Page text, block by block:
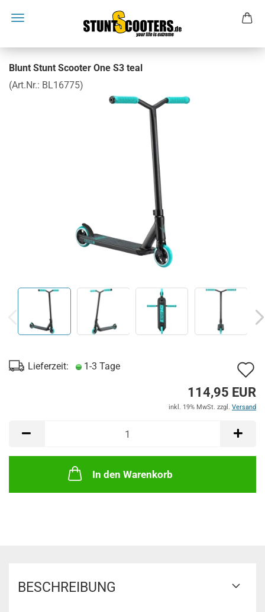
Blunt Stunt Scooter One S3 teal
(Art.Nr.: BL16775)
Lieferzeit: 1-3 Tage
114,95 EUR
inkl. 19% MwSt. zzgl. Versand
In den Warenkorb
BESCHREIBUNG